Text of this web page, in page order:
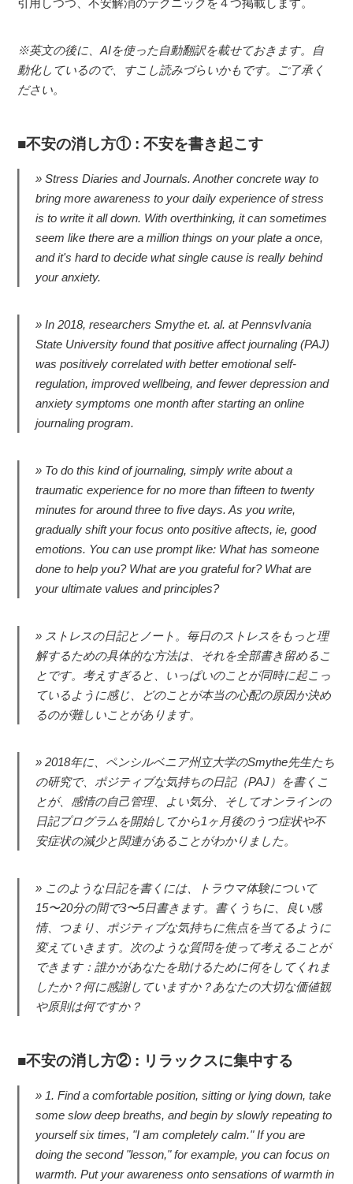
引用しつつ、不安解消のテクニックを４つ掲載します。
※英文の後に、AIを使った自動翻訳を載せておきます。自
動化しているので、すこし読みづらいかもです。ご了承く
ださい。
不安の消し方① : 不安を書き起こす
Stress Diaries and Journals. Another concrete way to
bring more awareness to your daily experience of stress
is to write it all down. With overthinking, it can sometimes
seem like there are a million things on your plate a once,
and it's hard to decide what single cause is really behind
your anxiety.
In 2018, researchers Smythe et. al. at PennsvIvania
State University found that positive affect journaling (PAJ)
was positively correlated with better emotional self-
regulation, improved wellbeing, and fewer depression and
anxiety symptoms one month after starting an online
journaling program.
To do this kind of journaling, simply write about a
traumatic experience for no more than fifteen to twenty
minutes for around three to five days. As you write,
gradually shift your focus onto positive aftects, ie, good
emotions. You can use prompt like: What has someone
done to help you? What are you grateful for? What are
your ultimate values and principles?
ストレスの日記とノート。毎日のストレスをもっと理
解するための具体的な方法は、それを全部書き留めるこ
とです。考えすぎると、いっぱいのことが同時に起こっ
ているように感じ、どのことが本当の心配の原因か決め
るのが難しいことがあります。
2018年に、ペンシルベニア州立大学のSmythe先生たち
の研究で、ポジティブな気持ちの日記（PAJ）を書くこ
とが、感情の自己管理、よい気分、そしてオンラインの
日記プログラムを開始してから1ヶ月後のうつ症状や不
安症状の減少と関連があることがわかりました。
このような日記を書くには、トラウマ体験について
15〜20分の間で3〜5日書きます。書くうちに、良い感
情、つまり、ポジティブな気持ちに焦点を当てるように
変えていきます。次のような質問を使って考えることが
できます：誰かがあなたを助けるために何をしてくれま
したか？何に感謝していますか？あなたの大切な価値観
や原則は何ですか？
不安の消し方② : リラックスに集中する
1. Find a comfortable position, sitting or lying down, take
some slow deep breaths, and begin by slowly repeating to
yourself six times, "I am completely calm." If you are
doing the second "lesson," for example, you can focus on
warmth. Put your awareness onto sensations of warmth in